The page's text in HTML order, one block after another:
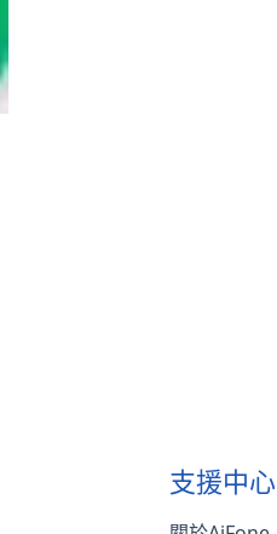
支援中心